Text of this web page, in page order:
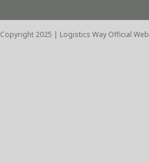
Copyright 2025 | Logistics Way Official